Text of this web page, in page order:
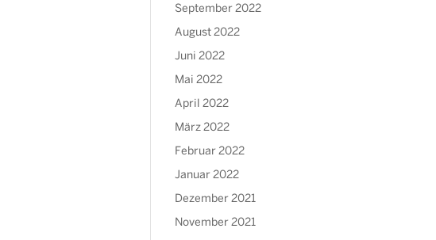
September 2022
August 2022
Juni 2022
Mai 2022
April 2022
März 2022
Februar 2022
Januar 2022
Dezember 2021
November 2021